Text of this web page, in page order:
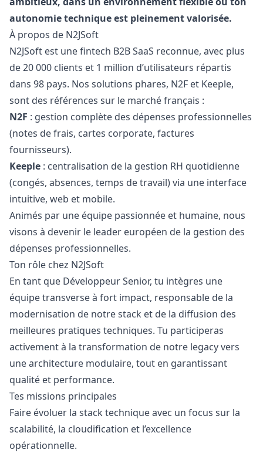
autonomie technique est pleinement valorisée.
À propos de N2JSoft
N2JSoft est une fintech B2B SaaS reconnue, avec plus
de 20 000 clients et 1 million d’utilisateurs répartis
dans 98 pays. Nos solutions phares, N2F et Keeple,
sont des références sur le marché français :
N2F : gestion complète des dépenses professionnelles
(notes de frais, cartes corporate, factures
fournisseurs).
Keeple : centralisation de la gestion RH quotidienne
(congés, absences, temps de travail) via une interface
intuitive, web et mobile.
Animés par une équipe passionnée et humaine, nous
visons à devenir le leader européen de la gestion des
dépenses professionnelles.
Ton rôle chez N2JSoft
En tant que Développeur Senior, tu intègres une
équipe transverse à fort impact, responsable de la
modernisation de notre stack et de la diffusion des
meilleures pratiques techniques. Tu participeras
activement à la transformation de notre legacy vers
une architecture modulaire, tout en garantissant
qualité et performance.
Tes missions principales
Faire évoluer la stack technique avec un focus sur la
scalabilité, la cloudification et l’excellence
opérationnelle.